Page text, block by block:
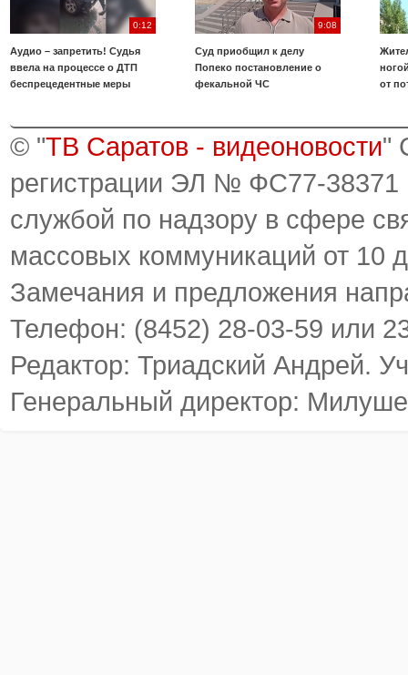
0:12
Аудио – запретить! Судья
ввела на процессе о ДТП
беспрецедентные меры
9:08
Суд приобщил к делу
Попеко постановление о
фекальной ЧС
от
© "ТВ Саратов - видеоновости"
регистрации ЭЛ № ФС77-38371
службой по надзору в сфере
массовых коммуникаций от 10
Замечания и предложения
Телефон: (8452) 28-03-59 или
Редактор: Триадский Андрей.
Генеральный директор: